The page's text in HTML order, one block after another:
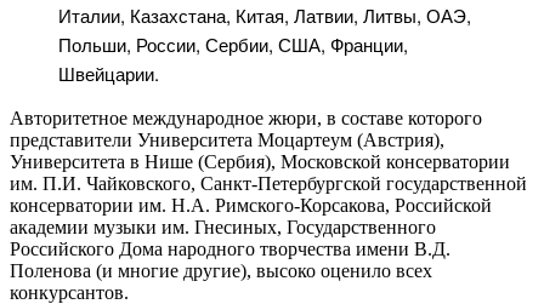
Италии, Казахстана, Китая, Латвии, Литвы, ОАЭ,
Польши, России, Сербии, США, Франции,
Швейцарии.
Авторитетное международное жюри, в составе которого
представители Университета Моцартеум (Австрия),
Университета в Нише (Сербия), Московской консерватории
им. П.И. Чайковского, Санкт-Петербургской государственной
консерватории им. Н.А. Римского-Корсакова, Российской
академии музыки им. Гнесиных, Государственного
Российского Дома народного творчества имени В.Д.
Поленова (и многие другие), высоко оценило всех
конкурсантов.